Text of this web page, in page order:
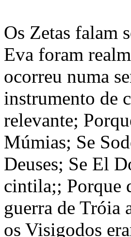
Os Zetas falam
Eva foram
ocorreu numa
instrumento de
relevante;
Múmias; Se
Deuses; Se El
cintila;; Porque
guerra de Tróia
os Visigodos